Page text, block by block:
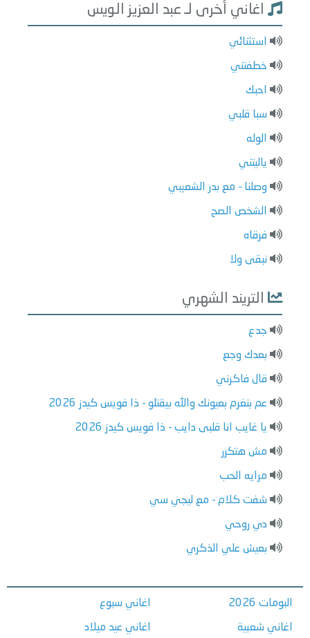
اغاني أخرى لـ عبد العزيز الويس
استثنائي
خطفتني
احبك
سبا قلبي
الوله
ياليتني
وصلنا - مع بدر الشعيبي
الشخص الصح
فرقاه
نبقى ولا
التريند الشهري
جدع
بعدك وجع
قال فاكرني
عم بنغرم بعيونك والله بيقتلو - ذا فويس كيدز 2026
يا غايب انا قلبى دايب - ذا فويس كيدز 2026
مش هتكرر
مرايه الحب
شفت كلام - مع ليجي سي
دي روحي
بعيش علي الذكري
البومات 2026
اغاني شعبية
اغاني سبوع
اغاني عيد ميلاد